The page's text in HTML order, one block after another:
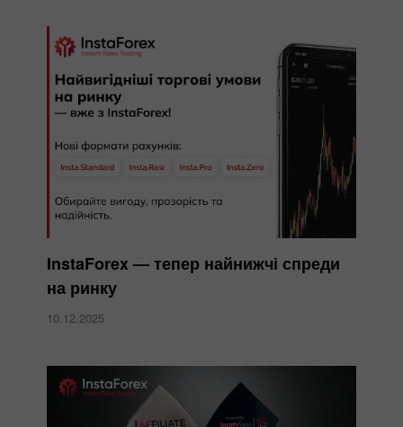
InstaForex — тепер найнижчі спреди
на ринку
10.12.2025